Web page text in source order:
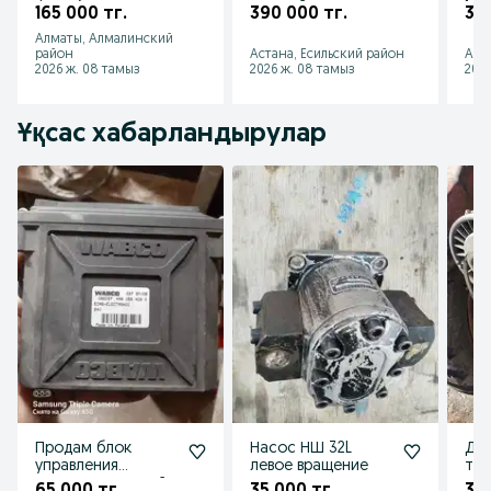
фуры бак на тягач
165 000 тг.
Алматы, Алмалинский
район
2026 ж. 08 тамыз
тягачей,
390 000 тг.
Астана, Есильский район
2026 ж. 08 тамыз
Ұқсас хабарландырулар
Продам блок
управления
пневмоподвеской
Насос НШ 32L
левое вращение